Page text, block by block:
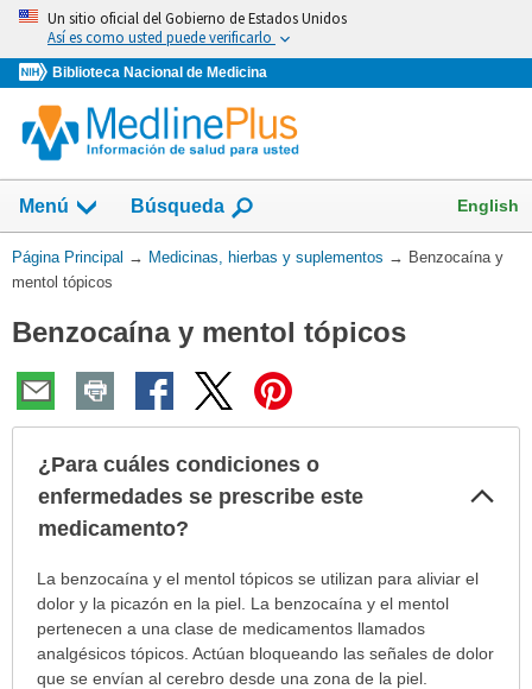
Omita
vaya
al
Contenido
Un sitio oficial del Gobierno de Estados Unidos
Así es como usted puede verificarlo
Biblioteca Nacional de Medicina
Menú
Mostrar
campo
de
Búsqueda English
Usted
está
Página Principal → Medicinas, hierbas y suplementos → Benzocaína y
mentol tópicos
Benzocaína y mentol tópicos
¿Para cuáles condiciones o
enfermedades se prescribe este
medicamento?
¿Para
cuáles
condiciones
enfermedades
La benzocaína y el mentol tópicos se utilizan para aliviar el
dolor y la picazón en la piel. La benzocaína y el mentol
pertenecen a una clase de medicamentos llamados
analgésicos tópicos. Actúan bloqueando las señales de dolor
que se envían al cerebro desde una zona de la piel.